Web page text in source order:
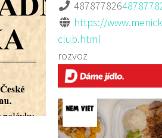
487877826
https://
club.html
rozvoz